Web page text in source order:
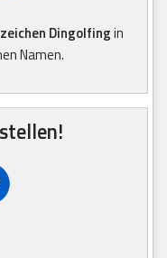
Dingolfingin
Namen.